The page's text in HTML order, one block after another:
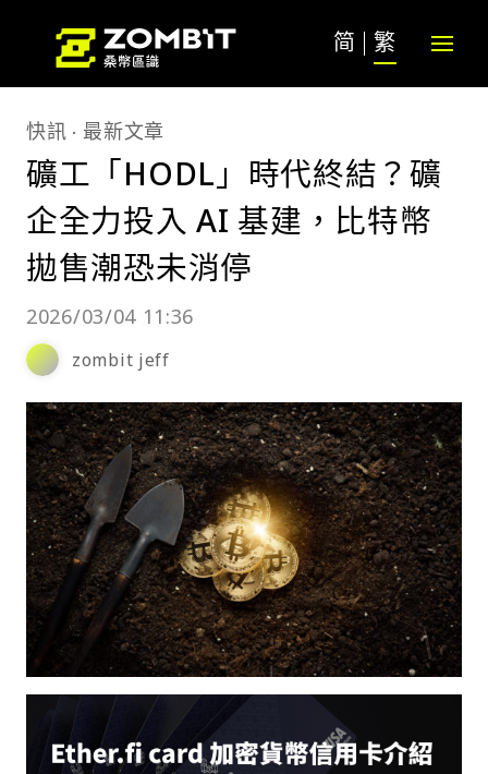
简 繁
快訊 最新文章
礦工「HODL」時代終結？礦
企全力投入 AI 基建，比特幣
拋售潮恐未消停
2026/03/04 11:36
zombit jeff